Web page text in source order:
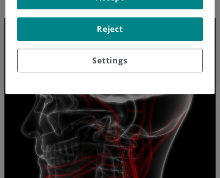
Settings
Reject